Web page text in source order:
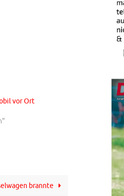
vor Ort
brannte